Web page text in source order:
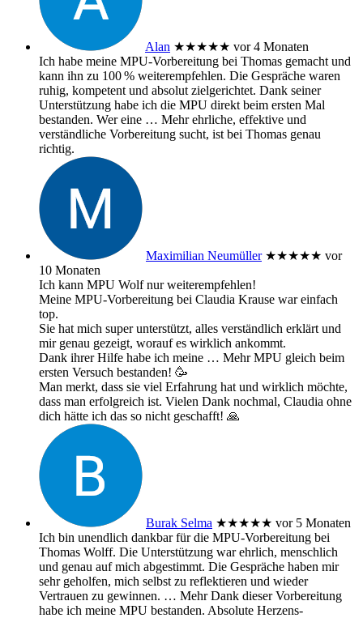
Alan ★★★★★ vor 4 Monaten
Ich habe meine MPU‑Vorbereitung bei Thomas gemacht und
kann ihn zu 100 % weiterempfehlen. Die Gespräche waren
ruhig, kompetent und absolut zielgerichtet. Dank seiner
Unterstützung habe ich die MPU direkt beim ersten Mal
bestanden. Wer eine … Mehrehrliche, effektive und
verständliche Vorbereitung sucht, ist bei Thomas genau
richtig.
Maximilian Neumüller ★★★★★ vor
10 Monaten
Ich kann MPU Wolf nur weiterempfehlen!
Meine MPU-Vorbereitung bei Claudia Krause war einfach
top.
Sie hat mich super unterstützt, alles verständlich erklärt und
mir genau gezeigt, worauf es wirklich ankommt.
Dank ihrer Hilfe habe ich meine … MehrMPU gleich beim
ersten Versuch bestanden! 🥳
Man merkt, dass sie viel Erfahrung hat und wirklich möchte,
dass man erfolgreich ist. Vielen Dank nochmal, Claudia ohne
dich hätte ich das so nicht geschafft! 🙏
Burak Selma ★★★★★ vor 5 Monaten
Ich bin unendlich dankbar für die MPU-Vorbereitung bei
Thomas Wolff. Die Unterstützung war ehrlich, menschlich
und genau auf mich abgestimmt. Die Gespräche haben mir
sehr geholfen, mich selbst zu reflektieren und wieder
Vertrauen zu gewinnen. … MehrDank dieser Vorbereitung
habe ich meine MPU bestanden. Absolute Herzens-